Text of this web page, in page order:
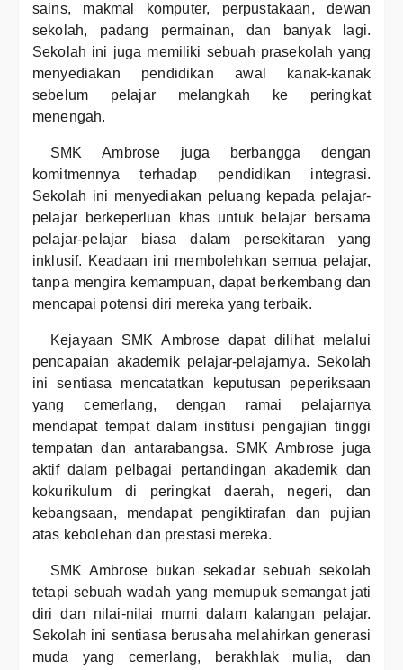
sains, makmal komputer, perpustakaan, dewan
sekolah, padang permainan, dan banyak lagi.
Sekolah ini juga memiliki sebuah prasekolah yang
menyediakan pendidikan awal kanak-kanak
sebelum pelajar melangkah ke peringkat
menengah.
SMK Ambrose juga berbangga dengan
komitmennya terhadap pendidikan integrasi.
Sekolah ini menyediakan peluang kepada pelajar-
pelajar berkeperluan khas untuk belajar bersama
pelajar-pelajar biasa dalam persekitaran yang
inklusif. Keadaan ini membolehkan semua pelajar,
tanpa mengira kemampuan, dapat berkembang dan
mencapai potensi diri mereka yang terbaik.
Kejayaan SMK Ambrose dapat dilihat melalui
pencapaian akademik pelajar-pelajarnya. Sekolah
ini sentiasa mencatatkan keputusan peperiksaan
yang cemerlang, dengan ramai pelajarnya
mendapat tempat dalam institusi pengajian tinggi
tempatan dan antarabangsa. SMK Ambrose juga
aktif dalam pelbagai pertandingan akademik dan
kokurikulum di peringkat daerah, negeri, dan
kebangsaan, mendapat pengiktirafan dan pujian
atas kebolehan dan prestasi mereka.
SMK Ambrose bukan sekadar sebuah sekolah
tetapi sebuah wadah yang memupuk semangat jati
diri dan nilai-nilai murni dalam kalangan pelajar.
Sekolah ini sentiasa berusaha melahirkan generasi
muda yang cemerlang, berakhlak mulia, dan